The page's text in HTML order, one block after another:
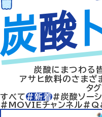
炭酸にまつわる
アサヒ飲料のさまざ
タ
すべて#新着#炭酸ソーシ
#MOVIEチャンネル